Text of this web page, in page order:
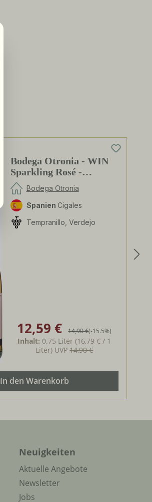
Bodega Otronia - WIN
Sparkling Rosé -
alkoholfrei
Bodega Otronia
Spanien Cigales
Tempranillo, Verdejo
Verkaufspreis:
12,59 € Regulärer Preis:
14,90 €(-15.5%)
Inhalt: 0.75 Liter(16,79 € / 1
Liter) UVP14,90 €
In den Warenkorb
Neuigkeiten
Aktuelle Angebote
Newsletter
Jobs